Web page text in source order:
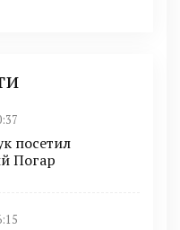
посетил
Погар